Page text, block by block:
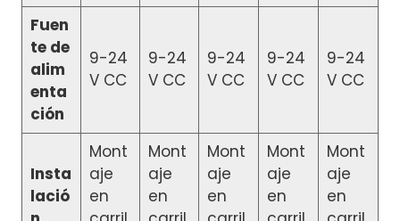
Fuen
te de
alim
enta
ción
9-24
V CC
9-24
V CC
9-24
V CC
9-24
V CC
9-24
V CC
Insta
lació
Mont
aje
en
Mont
aje
en
Mont
aje
en
Mont
aje
en
Mont
aje
en